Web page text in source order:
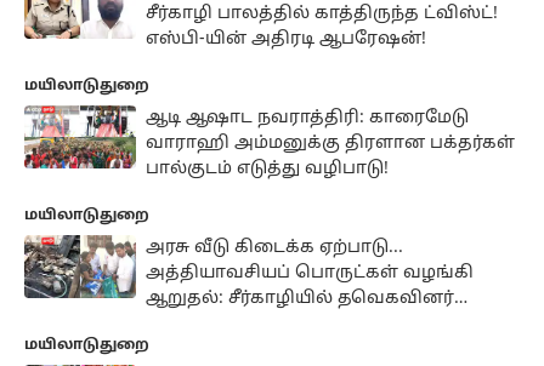
சீர்காழி பாலத்தில் காத்திருந்த ட்விஸ்ட்!
எஸ்பி-யின் அதிரடி ஆபரேஷன்!
மயிலாடுதுறை
ஆடி ஆஷாட நவராத்திரி: காரைமேடு
வாராஹி அம்மனுக்கு திரளான பக்தர்கள்
பால்குடம் எடுத்து வழிபாடு!
மயிலாடுதுறை
அரசு வீடு கிடைக்க ஏற்பாடு...
அத்தியாவசியப் பொருட்கள் வழங்கி
ஆறுதல்: சீர்காழியில் தவெகவினர்
மயிலாடுதுறை